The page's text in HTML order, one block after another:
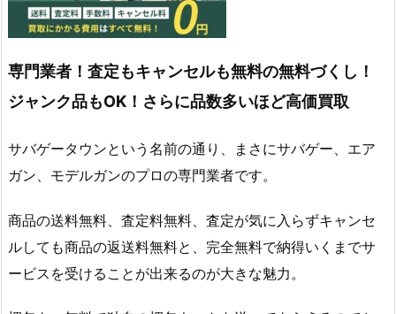
専門業者！査定もキャンセルも無料の無料づくし！
ジャンク品もOK！さらに品数多いほど高価買取
サバゲータウンという名前の通り、まさにサバゲー、エア
ガン、モデルガンのプロの専門業者です。
商品の送料無料、査定料無料、査定が気に入らずキャンセ
ルしても商品の返送料無料と、完全無料で納得いくまでサ
ービスを受けることが出来るのが大きな魅力。